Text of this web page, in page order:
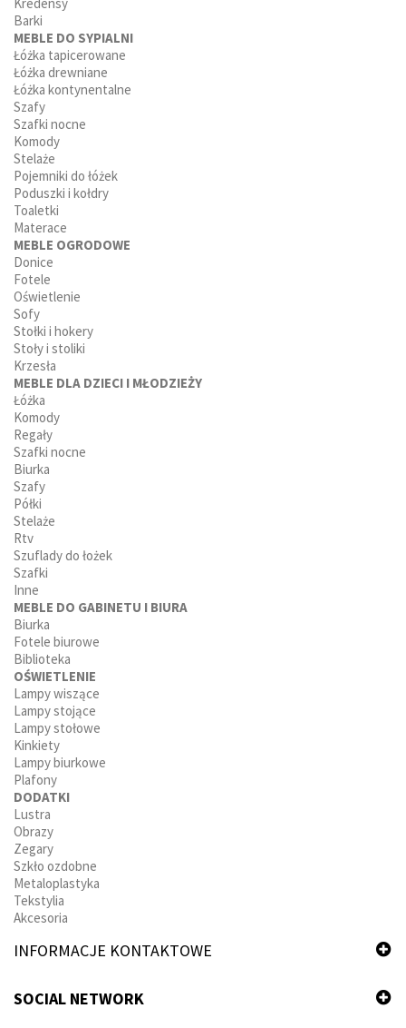
Barki
MEBLE DO SYPIALNI
Łóżka tapicerowane
Łóżka drewniane
Łóżka kontynentalne
Szafy
Szafki nocne
Komody
Stelaże
Pojemniki do łóżek
Poduszki i kołdry
Toaletki
Materace
MEBLE OGRODOWE
Donice
Fotele
Oświetlenie
Sofy
Stołki i hokery
Stoły i stoliki
Krzesła
MEBLE DLA DZIECI I MŁODZIEŻY
Łóżka
Komody
Regały
Szafki nocne
Biurka
Szafy
Półki
Stelaże
Rtv
Szuflady do łożek
Szafki
Inne
MEBLE DO GABINETU I BIURA
Biurka
Fotele biurowe
Biblioteka
OŚWIETLENIE
Lampy wiszące
Lampy stojące
Lampy stołowe
Kinkiety
Lampy biurkowe
Plafony
DODATKI
Lustra
Obrazy
Zegary
Szkło ozdobne
Metaloplastyka
Tekstylia
Akcesoria
INFORMACJE KONTAKTOWE
SOCIAL NETWORK